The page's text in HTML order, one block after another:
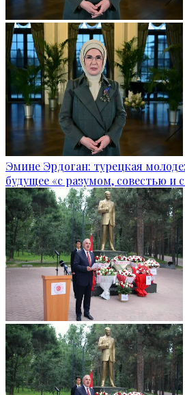
Эмине Эрдоган: турецкая
будущее «с разумом, совестью и